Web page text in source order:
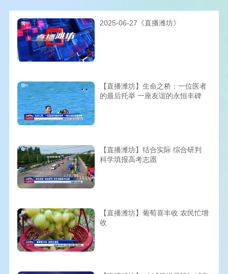
2025-06-27《直播潍坊》
【直播潍坊】生命之桥：一位医者
的最后托举 一座友谊的永恒丰碑
【直播潍坊】结合实际 综合研判
科学填报高考志愿
【直播潍坊】葡萄喜丰收 农民忙增
收